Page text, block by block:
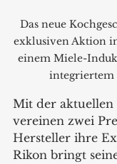
Das neue
exklusiven Aktion
einem Miele-
integriertem
Mit der aktuellen
vereinen zwei
Hersteller ihre
Rikon bringt